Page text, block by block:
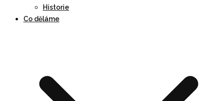
Historie
Co děláme